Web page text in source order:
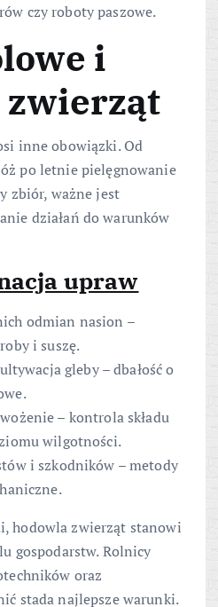
czy roboty paszowe.
i
zwierząt
inne obowiązki. Od
po letnie pielęgnowanie
zbiór, ważne jest
działań do warunków
upraw
odmian nasion –
i suszę.
gleby – dbałość o
– kontrola składu
wilgotności.
i szkodników – metody
hodowla zwierząt stanowi
gospodarstw. Rolnicy
oraz
stada najlepsze warunki.